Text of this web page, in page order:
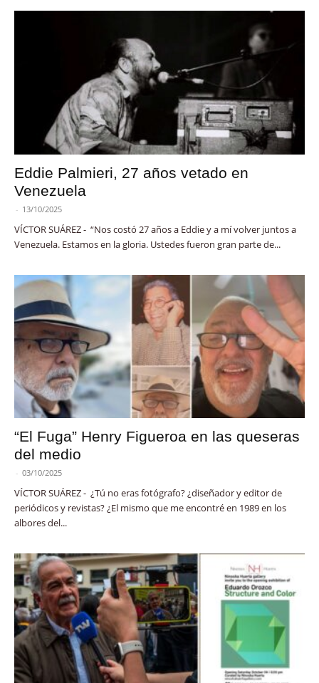
Eddie Palmieri, 27 años vetado en
Venezuela
- 13/10/2025
VÍCTOR SUÁREZ - “Nos costó 27 años a Eddie y a mí volver juntos a
Venezuela. Estamos en la gloria. Ustedes fueron gran parte de...
“El Fuga” Henry Figueroa en las queseras
del medio
- 03/10/2025
VÍCTOR SUÁREZ - ¿Tú no eras fotógrafo? ¿diseñador y editor de
periódicos y revistas? ¿El mismo que me encontré en 1989 en los
albores del...